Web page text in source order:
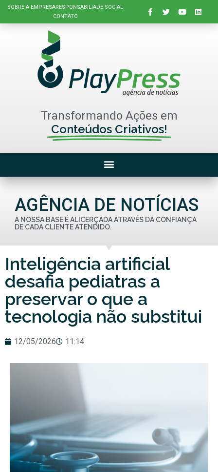
SOBRE A EMPRESARESPONSABILIADE SOCIAL
CONTATO
Transformando Ações em
Conteúdos Criativos!
AGÊNCIA DE NOTÍCIAS
A NOSSA BASE É ALICERÇADA ATRAVÉS DA CONFIANÇA
DE CADA CLIENTE ATENDIDO.
Inteligência artificial
desafia pediatras a
preservar o que a
tecnologia não substitui
12/05/2026 11:14